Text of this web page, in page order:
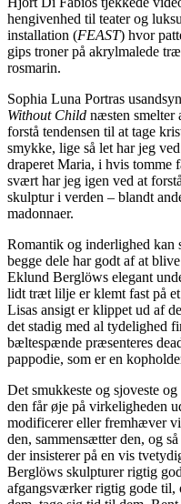
hengivenhed til teater og
installation (FEAST) hvor
gips troner på akrylmalede
rosmarin.
Sophia Luna Portras
Without Child næsten smelter
forstå tendensen til at tage
smykke, lige så let har jeg
draperet Maria, i hvis tomme
svært har jeg igen ved at
skulptur i verden – blandt
madonnaer.
Romantik og inderlighed kan
begge dele har godt af at
Eklund Berglöws elegant
lidt træt lilje er klemt fast på
Lisas ansigt er klippet ud af
det stadig med al tydelighed
bæltespænde præsenteres
pappodie, som er en
Det smukkeste og sjoveste
den får øje på virkeligheden
modificerer eller fremhæver
den, sammensætter den, og
der insisterer på en vis
Berglöws skulpturer rigtig
afgangsværker rigtig gode til,